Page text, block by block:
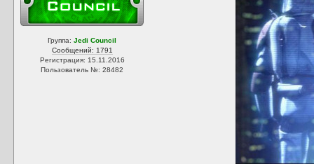
Группа:Jedi Council
Сообщений: 1791
Регистрация: 15.11.2016
Пользователь №: 28482